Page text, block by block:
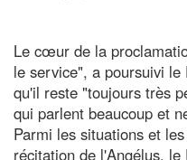
Le cœur de la
le service", a poursuivi
qu'il reste "toujours très
qui parlent beaucoup et
Parmi les situations et
récitation de l'Angélus,